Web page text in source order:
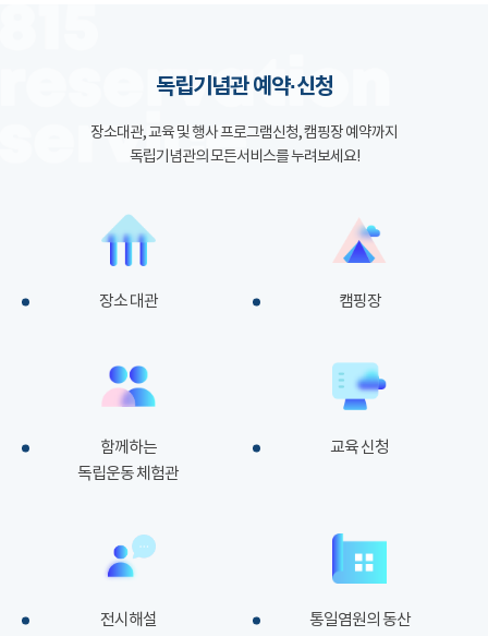
독립기념관 예약·신청
장소대관, 교육 및 행사 프로그램신청, 캠핑장 예약까지
독립기념관의 모든서비스를 누려보세요!
장소 대관 캠핑장
함께하는
독립운동 체험관
교육 신청
전시해설
통일염원의 동산